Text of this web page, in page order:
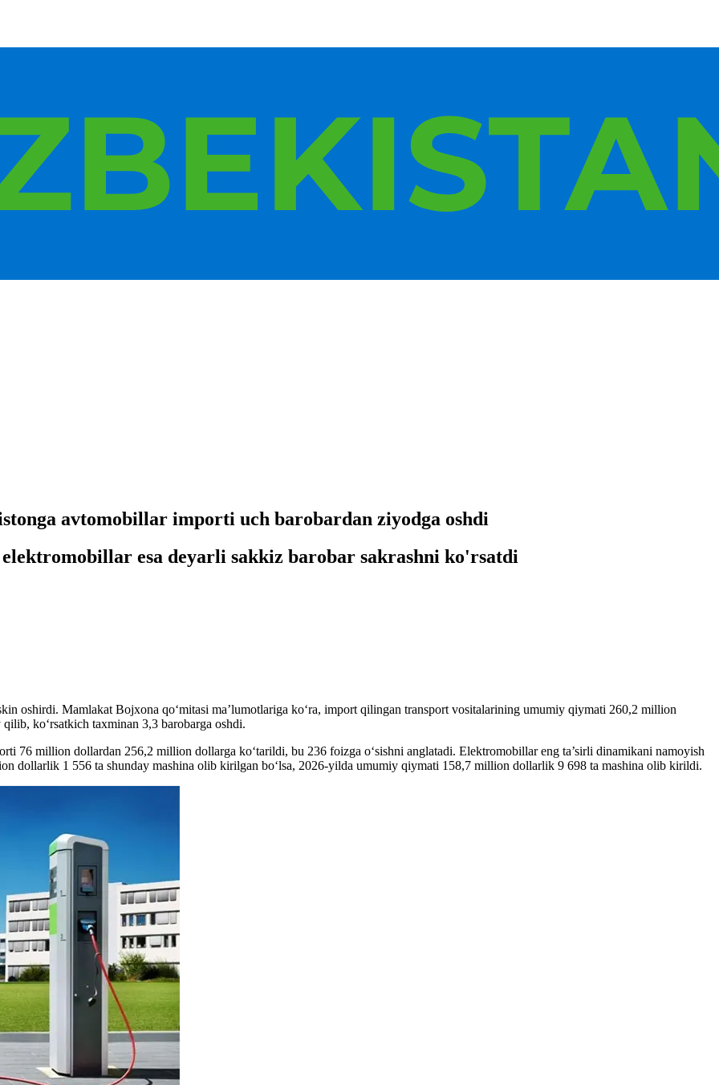
avtomobillar importi uch barobardan ziyodga oshdi
esa deyarli sakkiz barobar sakrashni ko'rsatdi
oshirdi. Mamlakat Bojxona qo‘mitasi ma’lumotlariga ko‘ra, import qilingan transport vositalarining umumiy qiymati 260,2 million
ko‘rsatkich taxminan 3,3 barobarga oshdi.
76 million dollardan 256,2 million dollarga ko‘tarildi, bu 236 foizga o‘sishni anglatadi. Elektromobillar eng ta’sirli dinamikani namoyish
dollarlik 1 556 ta shunday mashina olib kirilgan bo‘lsa, 2026-yilda umumiy qiymati 158,7 million dollarlik 9 698 ta mashina olib kirildi.